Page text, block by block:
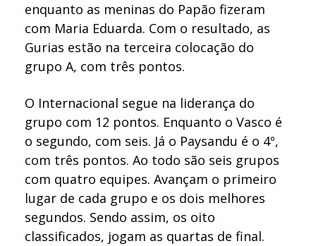
enquanto as meninas do Papão fizeram
com Maria Eduarda. Com o resultado, as
Gurias estão na terceira colocação do
grupo A, com três pontos.
O Internacional segue na liderança do
grupo com 12 pontos. Enquanto o Vasco é
o segundo, com seis. Já o Paysandu é o 4º,
com três pontos. Ao todo são seis grupos
com quatro equipes. Avançam o primeiro
lugar de cada grupo e os dois melhores
segundos. Sendo assim, os oito
classificados, jogam as quartas de final.